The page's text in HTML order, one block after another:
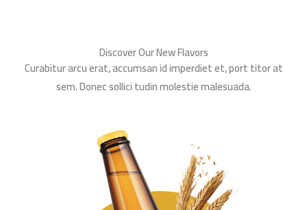
Discover Our New Flavors
Curabitur arcu erat, accumsan id imperdiet et, port titor at
sem. Donec sollici tudin molestie malesuada.